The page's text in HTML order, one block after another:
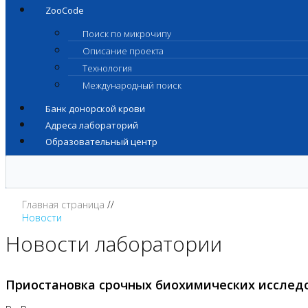
ZooCode
Поиск по микрочипу
Описание проекта
Технология
Международный поиск
Банк донорской крови
Адреса лабораторий
Образовательный центр
Главная страница
Новости
Новости лаборатории
Приостановка срочных биохимических